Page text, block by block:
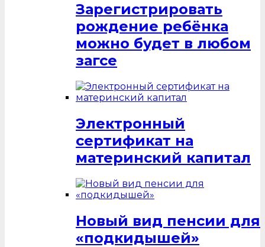
Зарегистрировать
рождение ребёнка
можно будет в любом
загсе
Электронный
сертификат на
материнский капитал
Новый вид пенсии для
«подкидышей»